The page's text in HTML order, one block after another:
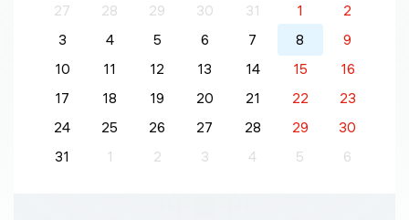
27
28 29 30 31 1
2
3
4 5 6 7 8
9
10
11 12 13 14 15
16
17
18 19 20 21 22
23
24
25 26 27 28 29
30
31
1 2 3 4 5 6